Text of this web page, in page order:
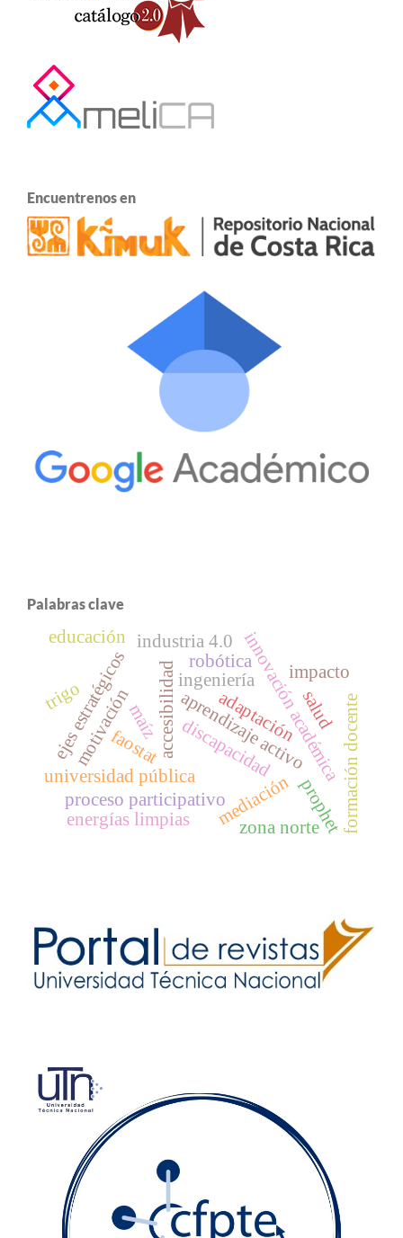
Encuentrenos en
Palabras clave
innovación académica
universidad públicadiscapacidad
accesibilidad formación docente
aprendizaje activo
motivación
mediación
adaptación
proceso participativo
ejes estratégicos
industria 4.0
ingeniería
impacto
energías limpias prophet
faostat
maíz
trigo
educación
robótica
zona norte
salud